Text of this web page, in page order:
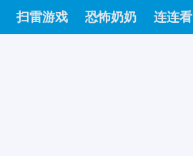
扫雷游戏 恐怖奶奶 连连看